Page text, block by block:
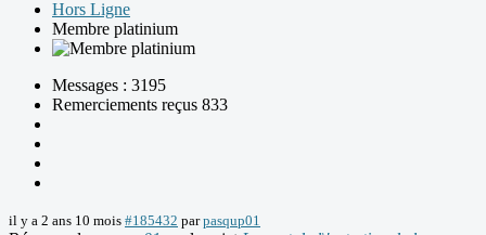
Hors Ligne
Membre platinium
Messages : 3195
Remerciements reçus 833
il y a 2 ans 10 mois #185432 parpasqup01